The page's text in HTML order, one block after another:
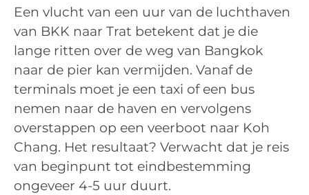
Een vlucht van een uur van de luchthaven
van BKK naar Trat betekent dat je die
lange ritten over de weg van Bangkok
naar de pier kan vermijden. Vanaf de
terminals moet je een taxi of een bus
nemen naar de haven en vervolgens
overstappen op een veerboot naar Koh
Chang. Het resultaat? Verwacht dat je reis
van beginpunt tot eindbestemming
ongeveer 4-5 uur duurt.